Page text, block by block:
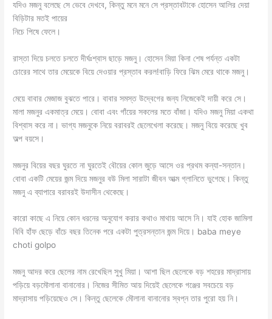
যদিও মজনু বলেছে সে ভেবে দেখবে, কিন্তু মনে মনে সে প্রস্তাবটাকে হোসেন আলির দেয়া
বিড়িটার মতই পায়ের
নিচে পিষে ফেলে।
রাস্তা দিয়ে চলতে চলতে দীর্ঘঃশ্বাস ছাড়ে মজনু। হোসেন মিয়া কিনা শেষ পর্যন্ত একটা
চোরের সাথে তার মেয়েকে বিয়ে দেওয়ার প্রস্তাব করল!বাড়ি ফিরে ঝিম মেরে থাকে মজনু।
মেয়ে বাবার মেজাজ বুঝতে পারে। বাবার সমস্ত উদ্বেগের জন্য নিজেকেই দায়ী করে সে।
মালা মজনুর একমাত্র মেয়ে। বোবা এবং গাঁয়ের সকলের মতে বাঁজা। যদিও মজনু মিয়া একথা
বিশ্বাস করে না। ভাগ্য মজনুকে নিয়ে বরাবরই ছেলেখেলা করেছে। মজনু বিয়ে করেছে খুব
অল্প বয়সে।
মজনুর বিয়ের বছর ঘুরতে না ঘুরতেই বৌয়ের কোল জুড়ে আসে ওর প্রথম কন্যা-সন্তান।
বোবা একটি মেয়ের জন্ম দিয়ে মজনুর বউ মিলা সারাটা জীবন আত্ম গ্লানিতে ভুগেছে। কিন্তু
মজনু এ ব্যাপারে বরাবরই উদাসীন থেকেছে।
কারো কাছে এ নিয়ে কোন ধরনের অনুযোগ করার কথাও মাথায় আসে নি। যাই হোক জামিলা
বিবি হাঁফ ছেড়ে বাঁচে বছর তিনেক পরে একটা পুত্রসন্তান জন্ম দিয়ে। baba meye
choti golpo
মজনু আদর করে ছেলের নাম রেখেছিল সুখু মিয়া। আশা ছিল ছেলেকে বড় শহরের মাদ্রাসায়
পড়িয়ে বড়মৌলানা বানানোর। নিজের সীমিত আয় দিয়েই ছেলেকে গঞ্জের সবচেয়ে বড়
মাদ্রাসায় পড়িয়েছেও সে। কিন্তু ছেলেকে মৌলানা বানানোর স্বপ্ন তার পুরো হয় নি।